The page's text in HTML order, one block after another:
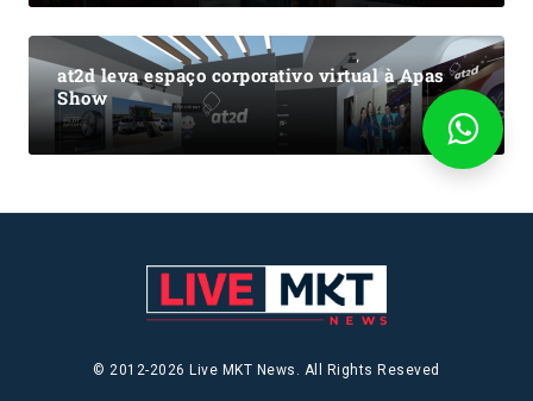
at2d leva espaço corporativo virtual à Apas
Show
© 2012-2026 Live MKT News. All Rights Reseved